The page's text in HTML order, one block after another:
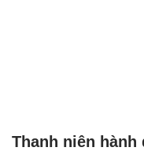
Thanh niên hành